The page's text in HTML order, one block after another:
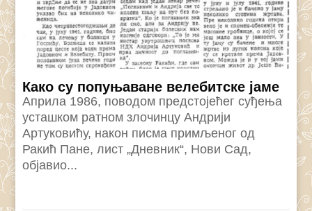
Како су попуњаване велебитске јаме
Априла 1986, поводом предстојећег суђења
усташком ратном злочинцу Андрији
Артуковићу, након писма примљеног од
Ракић Пане, лист „Дневник“, Нови Сад,
објавио...